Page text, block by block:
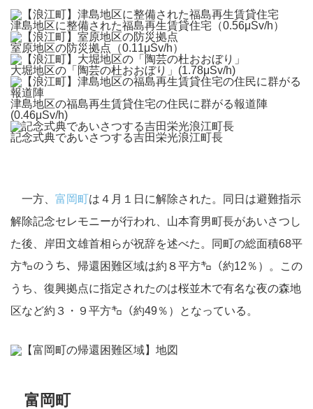
津島地区に整備された福島再生賃貸住宅（0.56μSv/h）
室原地区の防災拠点（0.11μSv/h）
大堀地区の「陶芸の杜おおぼり」(1.78μSv/h)
津島地区の福島再生賃貸住宅の住民に群がる報道陣
(0.46μSv/h)
記念式典であいさつする吉田栄光浪江町長
一方、 富岡町は４月１日に解除された。同日は避難指示
解除記念セレモニーが行われ、山本育男町長があいさつし
た後、岸田文雄首相らが祝辞を述べた。同町の総面積68平
方㌔のうち、帰還困難区域は約８平方㌔（約12％）。この
うち、復興拠点に指定されたのは桜並木で有名な夜の森地
区など約３・９平方㌔（約49％）となっている。
富岡町